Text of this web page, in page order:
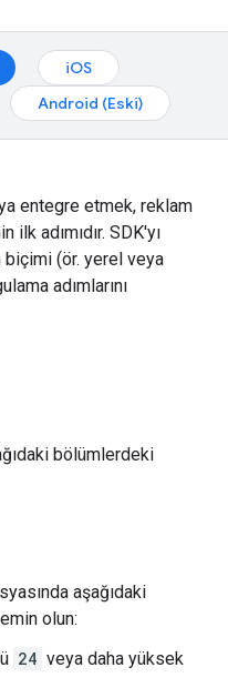
iOS
Android (Eski)
entegre etmek, reklam
adımıdır. SDK'yı
(ör. yerel veya
adımlarını
bölümlerdeki
aşağıdaki
olun:
24 veya daha yüksek